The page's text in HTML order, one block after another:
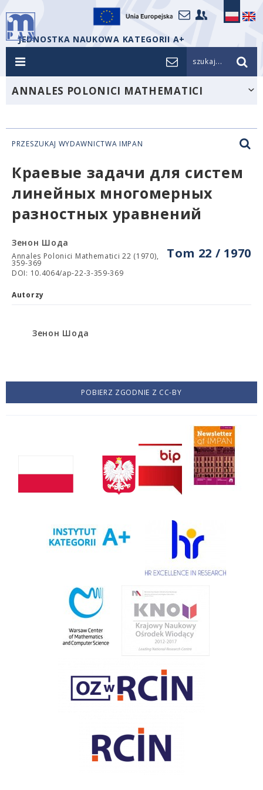
JEDNOSTKA NAUKOWA KATEGORII A+
szukaj...
ANNALES POLONICI MATHEMATICI
PRZESZUKAJ WYDAWNICTWA IMPAN
Краевые задачи для систем
линейных многомерных
разностных уравнений
Tom 22 / 1970
Зенон Шода
Annales Polonici Mathematici 22 (1970),
359-369
DOI: 10.4064/ap-22-3-359-369
Autorzy
Зенон Шода
POBIERZ ZGODNIE Z CC-BY